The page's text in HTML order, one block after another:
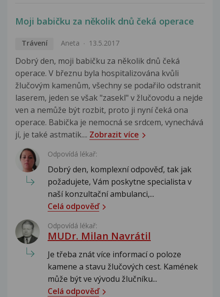
Moji babičku za několik dnů čeká operace
Trávení Aneta 13.5.2017
Dobrý den, moji babičku za několik dnů čeká
operace. V březnu byla hospitalizována kvůli
žlučovým kamenům, všechny se podařilo odstranit
laserem, jeden se však "zasekl" v žlučovodu a nejde
ven a nemůže být rozbit, proto ji nyní čeká ona
operace. Babička je nemocná se srdcem, vynechává
jí, je také astmatik.... Zobrazit více
Odpovídá lékař:
Dobrý den, komplexní odpověď, tak jak
požadujete, Vám poskytne specialista v
naší konzultační ambulanci,...
Celá odpověď
Odpovídá lékař:
MUDr. Milan Navrátil
Je třeba znát více informací o poloze
kamene a stavu žlučových cest. Kamének
může být ve vývodu žlučníku...
Celá odpověď